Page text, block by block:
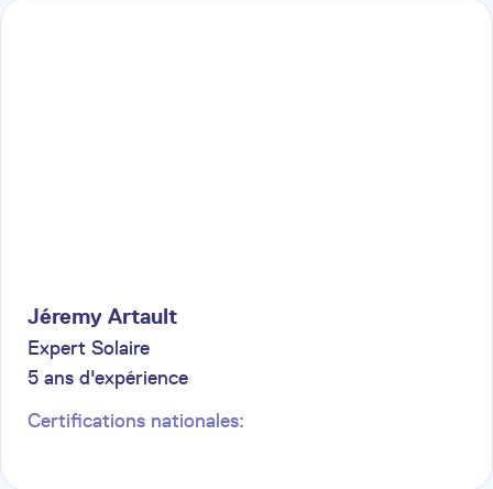
Jéremy Artault
Expert Solaire
5 ans d'expérience
Certifications nationales: